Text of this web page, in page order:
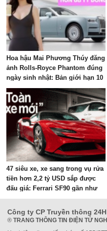
Hoa hậu Mai Phương Thúy đăng
ảnh Rolls-Royce Phantom đúng
ngày sinh nhật: Bản giới hạn 10
chiếc toàn cầu, giá quy đổi gần
68 tỷ đồng
47 siêu xe, xe sang trong vụ rửa
tiền hơn 2,2 tỷ USD sắp được
đấu giá: Ferrari SF90 gần như
mới, Rolls-Royce xếp hàng dài
Công ty CP Truyền thông
® TRANG THÔNG TIN ĐIỆN TỬ